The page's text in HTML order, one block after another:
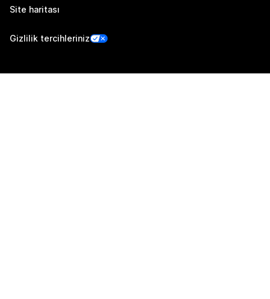
Site haritası
Gizlilik tercihleriniz